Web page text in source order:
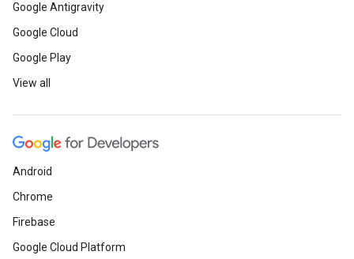
Google Antigravity
Google Cloud
Google Play
View all
Android
Chrome
Firebase
Google Cloud Platform